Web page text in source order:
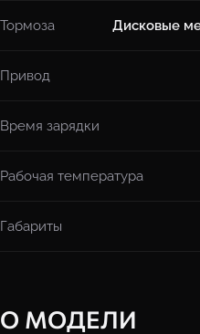
Тормоза Дисковые
Привод
Время зарядки
Рабочая температура
Габариты
О МОДЕЛИ